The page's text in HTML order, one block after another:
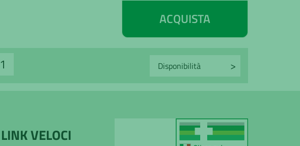
ACQUISTA
1
LINK VELOCI